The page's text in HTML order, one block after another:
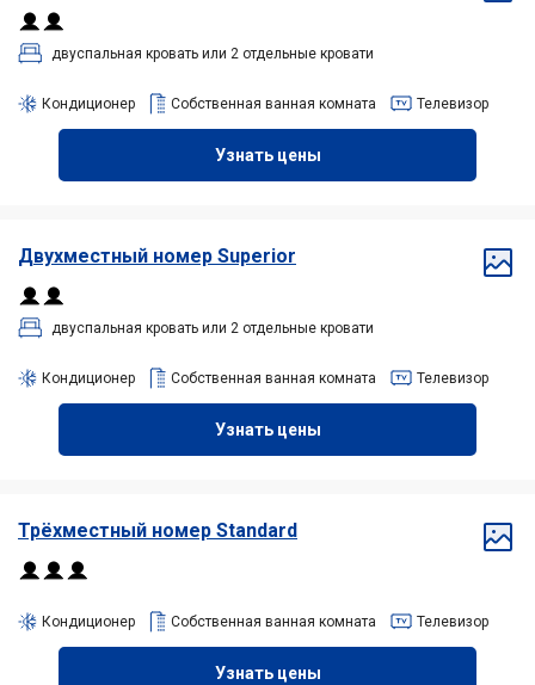
двуспальная кровать или 2 отдельные кровати
Кондиционер Собственная ванная комната Телевизор
Узнать цены
Двухместный номер Superior
двуспальная кровать или 2 отдельные кровати
Кондиционер Собственная ванная комната Телевизор
Узнать цены
Трёхместный номер Standard
Кондиционер Собственная ванная комната Телевизор
Узнать цены